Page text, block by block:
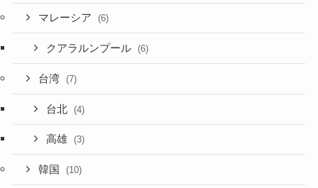
マレーシア (6)
クアラルンプール (6)
台湾 (7)
台北 (4)
高雄 (3)
韓国 (10)